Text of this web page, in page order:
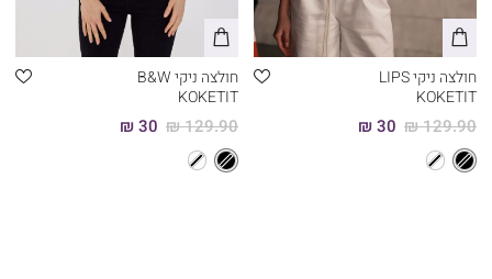
חולצה ניקי LIPS
KOKETIT
30 ₪ 129.90 ₪
חולצה ניקי B&W
KOKETIT
30 ₪ 129.90 ₪